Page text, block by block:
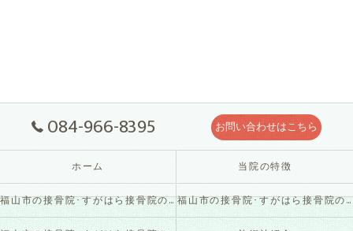
084-966-8395 お問い合わせはこちら
ホーム 当院の特徴
福山市の接骨院･すがはら接骨院の口コミ情報 福山市の接骨院･すがはら接骨院の評判